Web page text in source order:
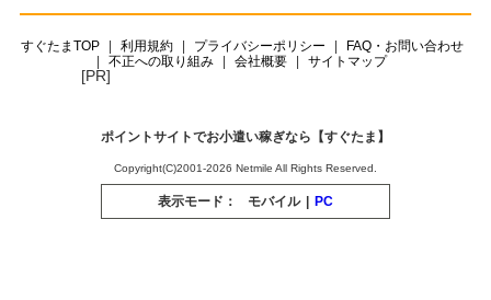
すぐたまTOP 利用規約 プライバシーポリシー
FAQ・お問い合わせ
不正への取り組み
会社概要 サイトマップ
[PR]
ポイントサイトでお小遣い稼ぎなら【すぐたま】
Copyright(C)2001-2026 Netmile All Rights Reserved.
表示モード： モバイル | PC